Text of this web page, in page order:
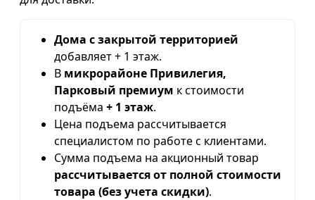
Дома с закрытой территорией
добавляет + 1 этаж.
В микрорайоне Привилегия,
Парковый премиум к стоимости
подъёма + 1 этаж.
Цена подъема рассчитывается
специалистом по работе с клиентами.
Сумма подъема на акционный товар
рассчитывается от полной стоимости
товара (без учета скидки).